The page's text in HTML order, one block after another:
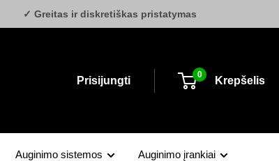
✓ Greitas ir diskretiškas pristatymas
Prisijungti
0
Krepšelis
Auginimo sistemos Auginimo įrankiai